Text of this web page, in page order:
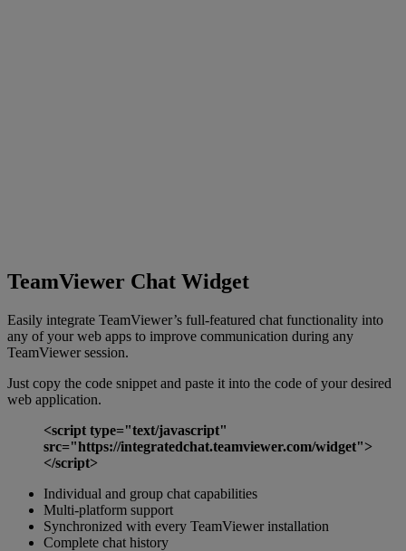
TeamViewer Chat Widget
Easily integrate TeamViewer’s full-featured chat functionality into
any of your web apps to improve communication during any
TeamViewer session.
Just copy the code snippet and paste it into the code of your desired
web application.
<script type="text/javascript"
src="https://integratedchat.teamviewer.com/widget">
</script>
Individual and group chat capabilities
Multi-platform support
Synchronized with every TeamViewer installation
Complete chat history